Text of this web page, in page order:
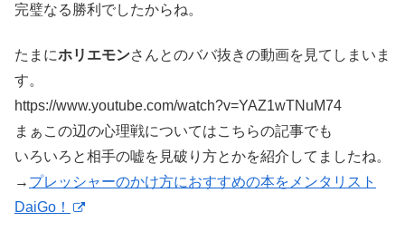
完璧なる勝利でしたからね。
たまにホリエモンさんとのババ抜きの動画を見てしまいま
す。
https://www.youtube.com/watch?v=YAZ1wTNuM74
まぁこの辺の心理戦についてはこちらの記事でも
いろいろと相手の嘘を見破り方とかを紹介してましたね。
→ プレッシャーのかけ方におすすめの本をメンタリスト
DaiGo！